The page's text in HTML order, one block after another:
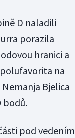
D naladili
porazila
hranici a
na
Bjelica
bodů.
pod vedením